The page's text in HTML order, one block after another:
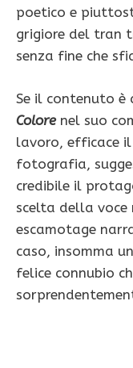
poetico e
grigiore del tran
senza fine che
Se il contenuto è
Colorenel suo
lavoro, efficace
fotografia,
credibile il
scelta della voce
escamotage
caso, insomma
felice connubio